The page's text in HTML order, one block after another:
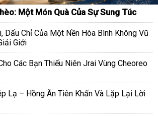
Một Món Quà Của Sự Sung Túc
Dấu Chỉ Của Một Nền Hòa Bình Không Vũ
Giới
Các Bạn Thiếu Niên Jrai Vùng Cheoreo
Lạ – Hồng Ân Tiên Khấn Và Lặp Lại Lời